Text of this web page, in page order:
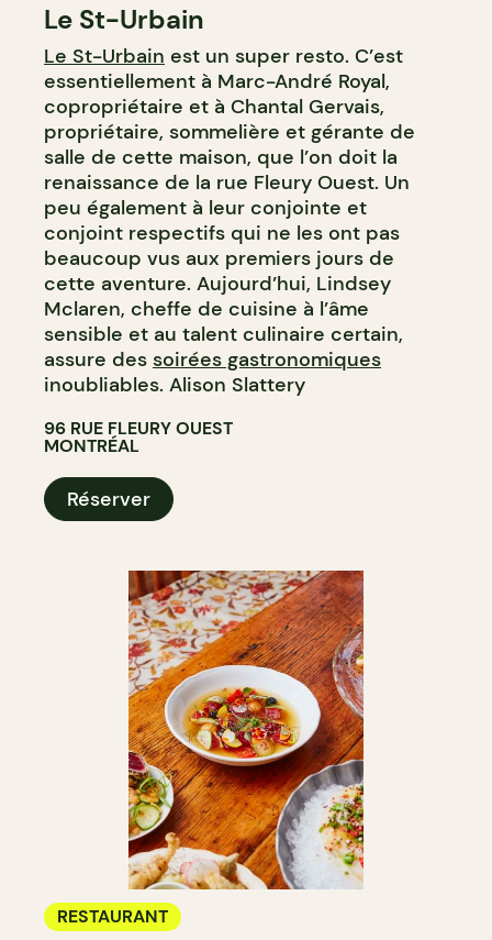
Le St-Urbain
Le St-Urbain est un super resto. C’est
essentiellement à Marc-André Royal,
copropriétaire et à Chantal Gervais,
propriétaire, sommelière et gérante de
salle de cette maison, que l’on doit la
renaissance de la rue Fleury Ouest. Un
peu également à leur conjointe et
conjoint respectifs qui ne les ont pas
beaucoup vus aux premiers jours de
cette aventure. Aujourd’hui, Lindsey
Mclaren, cheffe de cuisine à l’âme
sensible et au talent culinaire certain,
assure des soirées gastronomiques
inoubliables. Alison Slattery
96 RUE FLEURY OUEST
MONTRÉAL
Réserver
RESTAURANT